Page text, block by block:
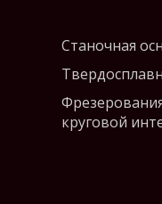
Станочная
круговой